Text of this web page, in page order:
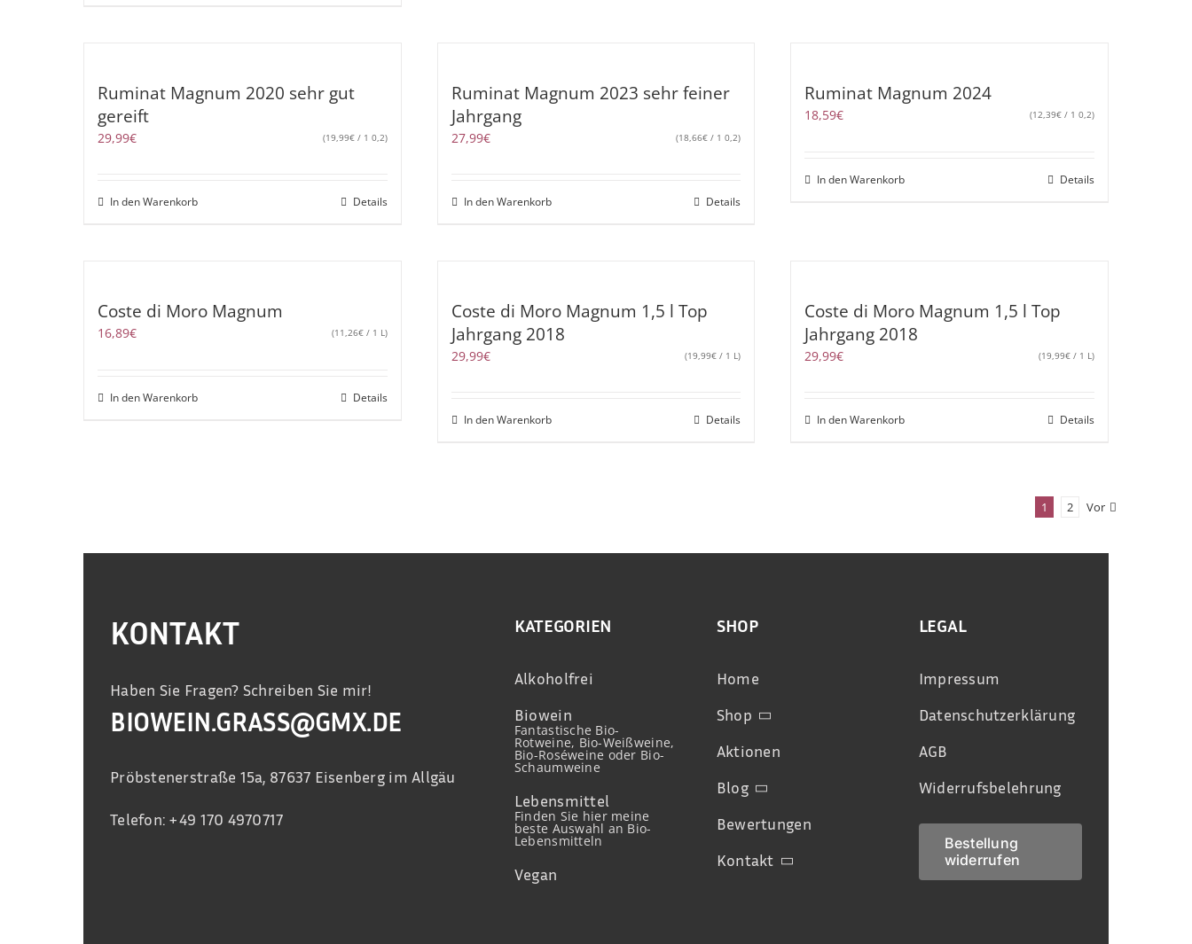
Ruminat Magnum 2020 sehr gut
gereift
29,99€ (19,99€/ 1 0,2)
In den Warenkorb Details
Ruminat Magnum 2023 sehr feiner
Jahrgang
27,99€ (18,66€ / 1 0,2)
In den Warenkorb Details
Ruminat Magnum 2024
18,59€ (12,39€/ 1 0,2)
In den Warenkorb Details
Coste di Moro Magnum
16,89€ (11,26€/ 1 L)
In den Warenkorb Details
Coste di Moro Magnum 1,5 l Top
Jahrgang 2018
29,99€ (19,99€ / 1 L)
In den Warenkorb Details
Coste di Moro Magnum 1,5 l Top
Jahrgang 2018
29,99€ (19,99€/ 1 L)
In den Warenkorb Details
1 2 Vor
KONTAKT
Haben Sie Fragen? Schreiben Sie mir!
BIOWEIN.GRASS@GMX.DE
Pröbstenerstraße 15a, 87637 Eisenberg im Allgäu
Telefon: +49 170 4970717
KATEGORIEN
Alkoholfrei
Biowein
Fantastische Bio-
Rotweine, Bio-Weißweine,
Bio-Roséweine oder Bio-
Schaumweine
Lebensmittel
Finden Sie hier meine
beste Auswahl an Bio-
Lebensmitteln
Vegan
SHOP
Home
Shop
Aktionen
Blog
Bewertungen
Kontakt
LEGAL
Impressum
Datenschutzerklärung
AGB
Widerrufsbelehrung
Bestellung
widerrufen